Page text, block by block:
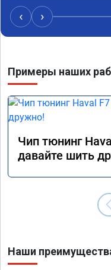
добавили не 20лс а
будет,а так пока всё
‹ ›
Примеры наших
Чип тюнинг
давайте шить
Наши